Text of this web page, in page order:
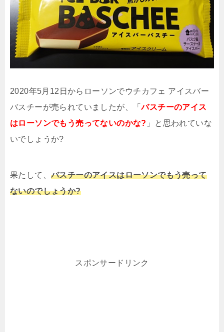
2020年5月12日からローソンでウチカフェ アイスバー
バスチーが売られていましたが、「バスチーのアイス
はローソンでもう売ってないのかな? 」と思われていな
いでしょうか?
果たして、 バスチーのアイスはローソンでもう売って
ないのでしょうか?
スポンサードリンク